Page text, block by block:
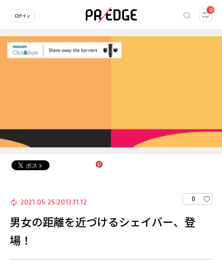
0
ログイン
2021.05.25 2013.11.12 0
男女の距離を近づけるシェイバー、登
場！